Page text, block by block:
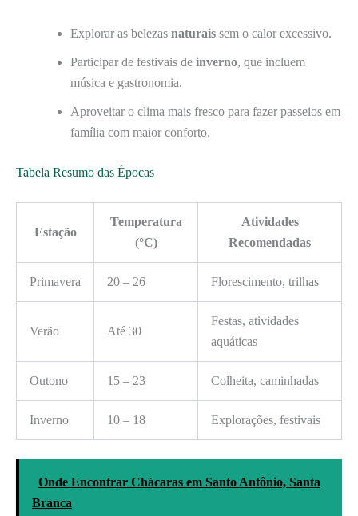
Explorar as belezas naturais sem o calor excessivo.
Participar de festivais de inverno, que incluem
música e gastronomia.
Aproveitar o clima mais fresco para fazer passeios em
família com maior conforto.
Tabela Resumo das Épocas
Estação
Temperatura
(°C)
Atividades
Recomendadas
Primavera 20 – 26 Florescimento, trilhas
Verão Até 30
Festas, atividades
aquáticas
Outono 15 – 23 Colheita, caminhadas
Inverno 10 – 18 Explorações, festivais
Onde Encontrar Chácaras em Santo Antônio, Santa
Branca